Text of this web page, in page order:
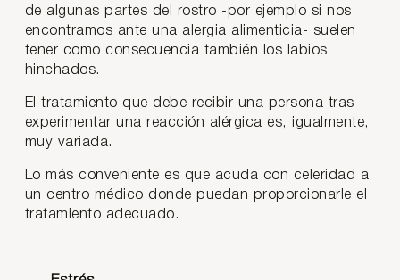
de algunas partes del rostro -por ejemplo si nos
encontramos ante una alergia alimenticia- suelen
tener como consecuencia también los labios
hinchados.
El tratamiento que debe recibir una persona tras
experimentar una reacción alérgica es, igualmente,
muy variada.
Lo más conveniente es que acuda con celeridad a
un centro médico donde puedan proporcionarle el
tratamiento adecuado.